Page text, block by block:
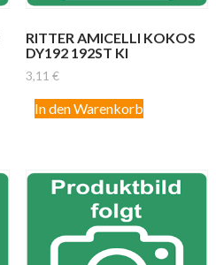
RITTER AMICELLI KOKOS
DY192 192ST KI
3,11 €
In den Warenkorb